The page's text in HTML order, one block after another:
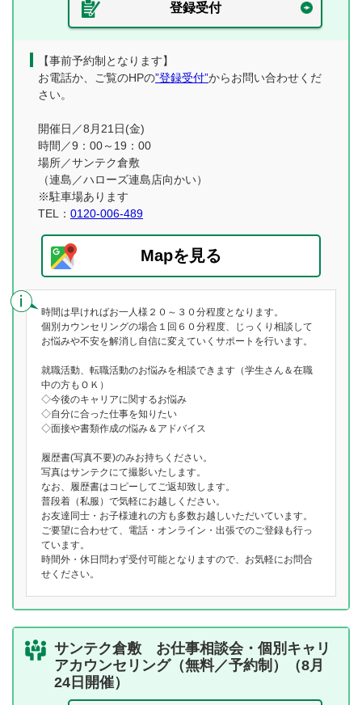
登録受付
【事前予約制となります】
お電話か、ご覧のHPの”登録受付”からお問い合わせくだ
さい。
開催日／8月21日(金)
時間／9：00～19：00
場所／サンテク倉敷
（連島／ハローズ連島店向かい）
※駐車場あります
TEL： 0120-006-489
Mapを見る
時間は早ければお一人様２０～３０分程度となります。
個別カウンセリングの場合１回６０分程度、じっくり相談して
お悩みや不安を解消し自信に変えていくサポートを行います。
就職活動、転職活動のお悩みを相談できます（学生さん＆在職
中の方もＯＫ）
◇今後のキャリアに関するお悩み
◇自分に合った仕事を知りたい
◇面接や書類作成の悩み＆アドバイス
履歴書(写真不要)のみお持ちください。
写真はサンテクにて撮影いたします。
なお、履歴書はコピーしてご返却致します。
普段着（私服）で気軽にお越しください。
お友達同士・お子様連れの方も多数お越しいただいています。
ご要望に合わせて、電話・オンライン・出張でのご登録も行っ
ています。
時間外・休日問わず受付可能となりますので、お気軽にお問合
せください。
サンテク倉敷 お仕事相談会・個別キャリ
アカウンセリング（無料／予約制）（8月
24日開催）